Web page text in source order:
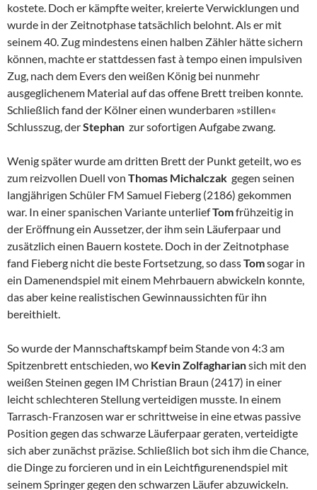
kostete. Doch er kämpfte weiter, kreierte Verwicklungen und
wurde in der Zeitnotphase tatsächlich belohnt. Als er mit
seinem 40. Zug mindestens einen halben Zähler hätte sichern
können, machte er stattdessen fast à tempo einen impulsiven
Zug, nach dem Evers den weißen König bei nunmehr
ausgeglichenem Material auf das offene Brett treiben konnte.
Schließlich fand der Kölner einen wunderbaren »stillen«
Schlusszug, derStephan zur sofortigen Aufgabe zwang.
Wenig später wurde am dritten Brett der Punkt geteilt, wo es
zum reizvollen Duell von Thomas Michalczak gegen seinen
langjährigen Schüler FM Samuel Fieberg (2186) gekommen
war. In einer spanischen Variante unterliefTomfrühzeitig in
der Eröffnung ein Aussetzer, der ihm sein Läuferpaar und
zusätzlich einen Bauern kostete. Doch in der Zeitnotphase
fand Fieberg nicht die beste Fortsetzung, so dassTomsogar in
ein Damenendspiel mit einem Mehrbauern abwickeln konnte,
das aber keine realistischen Gewinnaussichten für ihn
bereithielt.
So wurde der Mannschaftskampf beim Stande von 4:3 am
Spitzenbrett entschieden, wo Kevin Zolfaghariansich mit den
weißen Steinen gegen IM Christian Braun (2417) in einer
leicht schlechteren Stellung verteidigen musste. In einem
Tarrasch-Franzosen war er schrittweise in eine etwas passive
Position gegen das schwarze Läuferpaar geraten, verteidigte
sich aber zunächst präzise. Schließlich bot sich ihm die Chance,
die Dinge zu forcieren und in ein Leichtfigurenendspiel mit
seinem Springer gegen den schwarzen Läufer abzuwickeln.